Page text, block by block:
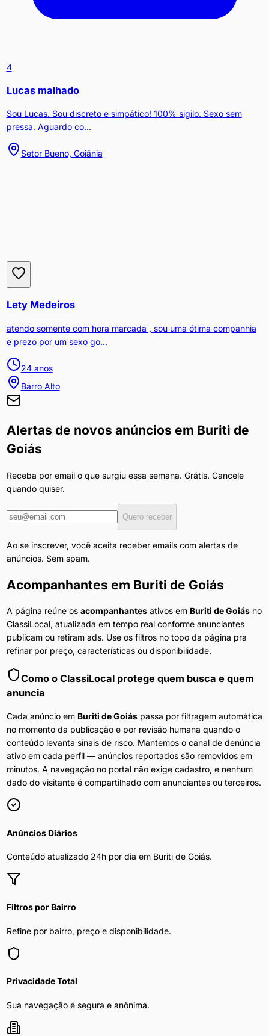
4
Lucas malhado
Sou Lucas. Sou discreto e simpático! 100% sigilo. Sexo sem
pressa. Aguardo co...
Setor Bueno, Goiânia
Lety Medeiros
atendo somente com hora marcada , sou uma ótima companhia
e prezo por um sexo go...
24anos
Barro Alto
Alertas de novos anúncios em Buriti de
Goiás
Receba por email o que surgiu essa semana. Grátis. Cancele
quando quiser.
Quero receber
Ao se inscrever, você aceita receber emails com alertas de
anúncios. Sem spam.
Acompanhantes em Buriti de Goiás
A página reúne os acompanhantesativos em Buriti de Goiásno
ClassiLocal, atualizada em tempo real conforme anunciantes
publicam ou retiram ads. Use os filtros no topo da página pra
refinar por preço, características ou disponibilidade.
Como o ClassiLocal protege quem busca e quem
anuncia
Cada anúncio em Buriti de Goiáspassa por filtragem automática
no momento da publicação e por revisão humana quando o
conteúdo levanta sinais de risco. Mantemos o canal de denúncia
ativo em cada perfil — anúncios reportados são removidos em
minutos. A navegação no portal não exige cadastro, e nenhum
dado do visitante é compartilhado com anunciantes ou terceiros.
Anúncios Diários
Conteúdo atualizado 24h por dia em Buriti de Goiás.
Filtros por Bairro
Refine por bairro, preço e disponibilidade.
Privacidade Total
Sua navegação é segura e anônima.